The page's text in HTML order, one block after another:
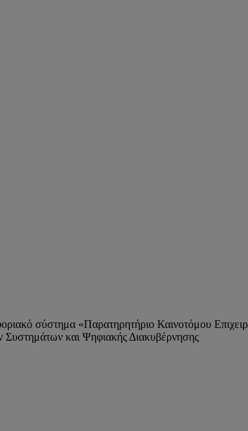
σύστημα «Παρατηρητήριο Καινοτόμου
Συστημάτων και Ψηφιακής Διακυβέρνησης